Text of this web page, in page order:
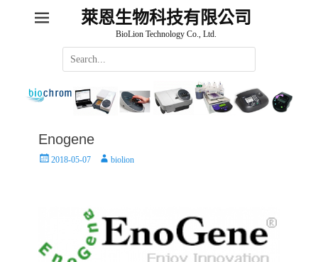
萊恩生物科技有限公司
BioLion Technology Co., Ltd.
Search
for:
Enogene
Posted2018-05-07 Authorbiolion